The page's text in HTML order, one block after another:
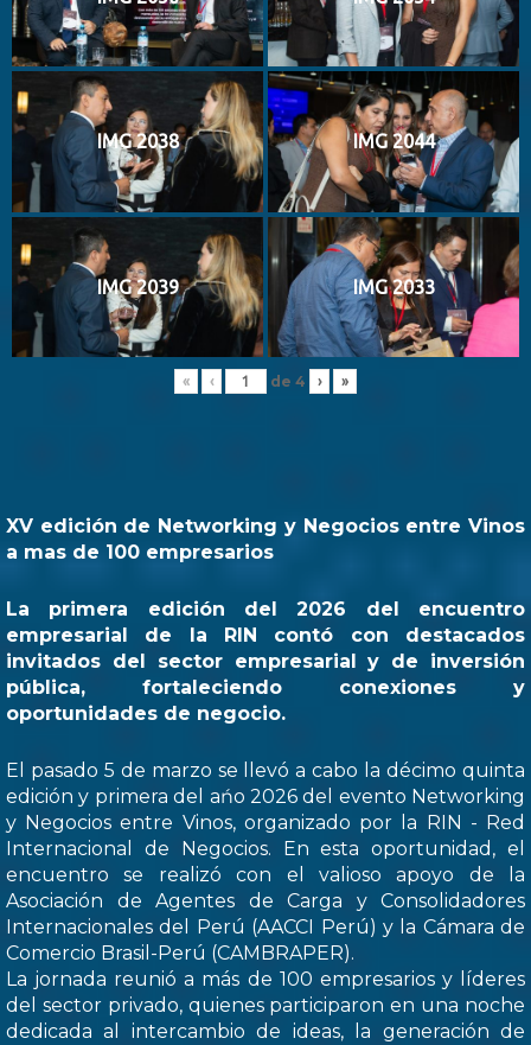
IMG 2038 IMG 2044
IMG 2039 IMG 2033
« ‹ de 4 › »
XV edición de Networking y Negocios entre Vinos
a mas de 100 empresarios
La primera edición del 2026 del encuentro
empresarial de la RIN contó con destacados
invitados del sector empresarial y de inversión
pública, fortaleciendo conexiones y
oportunidades de negocio.
El pasado 5 de marzo se llevó a cabo la décimo quinta
edición y primera del ańo 2026 del evento Networking
y Negocios entre Vinos, organizado por la RIN - Red
Internacional de Negocios. En esta oportunidad, el
encuentro se realizó con el valioso apoyo de la
Asociación de Agentes de Carga y Consolidadores
Internacionales del Perú (AACCI Perú) y la Cámara de
Comercio Brasil-Perú (CAMBRAPER).
La jornada reunió a más de 100 empresarios y líderes
del sector privado, quienes participaron en una noche
dedicada al intercambio de ideas, la generación de